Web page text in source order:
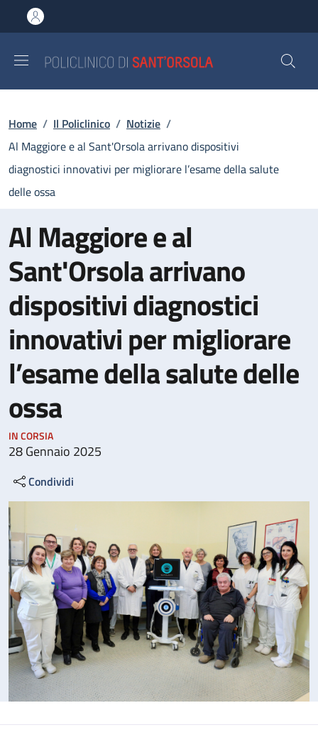
al contenuto principale
to footer content
Briciole di pane
Home / Il Policlinico / Notizie /
Al Maggiore e al Sant'Orsola arrivano dispositivi
diagnostici innovativi per migliorare l’esame della salute
delle ossa
Al Maggiore e al
Sant'Orsola arrivano
dispositivi diagnostici
innovativi per migliorare
l’esame della salute delle
ossa
IN CORSIA
28 Gennaio 2025
Condividi